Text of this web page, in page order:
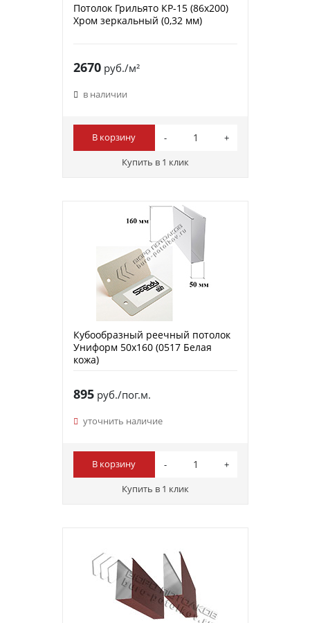
Потолок Грильято КР-15 (86х200)
Хром зеркальный (0,32 мм)
2670руб./м²
в наличии
В корзину
Купить в 1 клик
Кубообразный реечный потолок
Униформ 50х160 (0517 Белая
кожа)
895руб./пог.м.
уточнить наличие
В корзину
Купить в 1 клик